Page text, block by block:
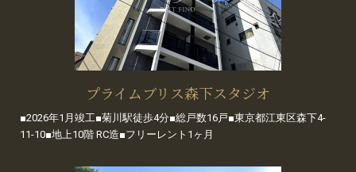
プライムブリス森下スタジオ
■2026年1月竣工■菊川駅徒歩4分■総戸数16戸■東京都江東区森下4-
11-10■地上10階 RC造■フリーレント1ヶ月